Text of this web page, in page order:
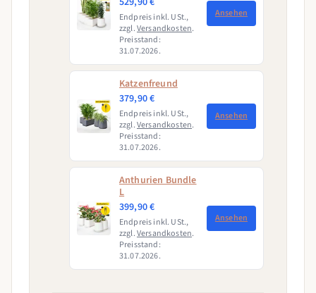
Endpreis inkl. USt.,
zzgl.Versandkosten.
Preisstand:
31.07.2026.
Ansehen
Katzenfreund
379,90 €
Endpreis inkl. USt.,
zzgl.Versandkosten.
Preisstand:
31.07.2026.
Ansehen
Anthurien Bundle
L
399,90 €
Endpreis inkl. USt.,
zzgl.Versandkosten.
Preisstand:
31.07.2026.
Ansehen